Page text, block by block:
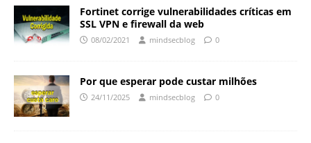
Fortinet corrige vulnerabilidades críticas em
SSL VPN e firewall da web
08/02/2021 mindsecblog 0
Por que esperar pode custar milhões
24/11/2025 mindsecblog 0